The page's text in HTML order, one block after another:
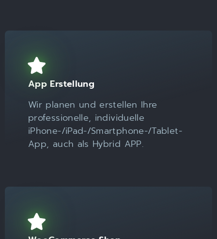
App Erstellung
Wir planen und erstellen Ihre
professionelle, individuelle
iPhone-/iPad-/Smartphone-/Tablet-
App, auch als Hybrid APP.